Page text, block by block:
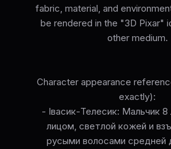
fabric, material, and
be rendered in the "3D Pixar"
other medium.
Character appearance
exactly):
- Івасик-Телесик: Мальчик
лицом, светлой кожей и
русыми волосами средней